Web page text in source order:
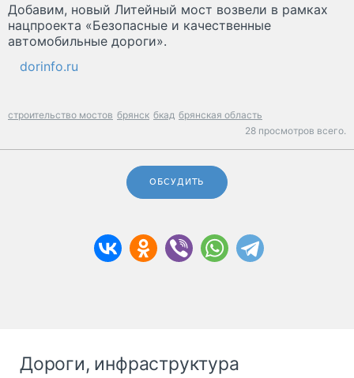
Добавим, новый Литейный мост возвели в рамках
нацпроекта «Безопасные и качественные
автомобильные дороги».
dorinfo.ru
строительство мостов брянск бкад брянская область
28 просмотров всего.
ОБСУДИТЬ
Дороги, инфраструктура